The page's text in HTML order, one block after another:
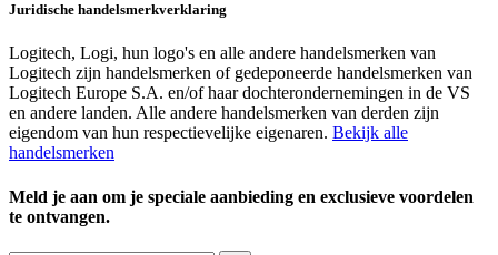
Juridische handelsmerkverklaring
Logitech, Logi, hun logo's en alle andere handelsmerken van
Logitech zijn handelsmerken of gedeponeerde handelsmerken van
Logitech Europe S.A. en/of haar dochterondernemingen in de VS
en andere landen. Alle andere handelsmerken van derden zijn
eigendom van hun respectievelijke eigenaren. Bekijk alle
handelsmerken
Meld je aan om je speciale aanbieding en exclusieve voordelen
te ontvangen.